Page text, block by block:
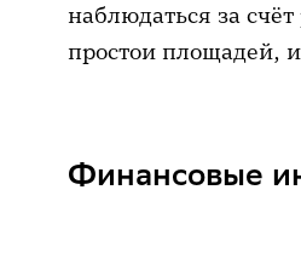
наблюдаться за
простои площадей,
Финансовые